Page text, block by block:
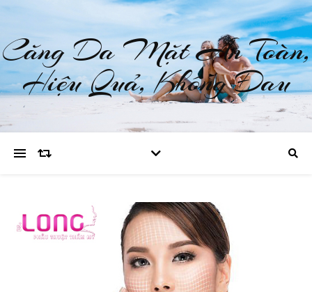
Căng Da Mặt An Toàn,
Hiệu Quả, Không Đau